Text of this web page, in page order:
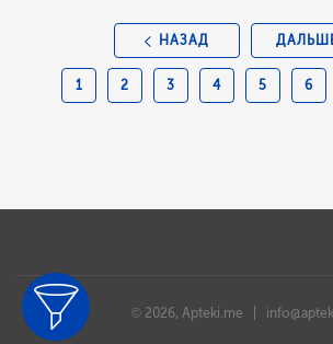
НАЗАД
1 2 3 4 5 6
© 2026, Apteki.me |